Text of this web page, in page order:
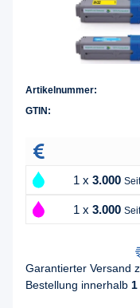
Artikelnummer:
GTIN:
1 x 3.000
1 x 3.000
Garantierter Versand
Bestellung innerhalb